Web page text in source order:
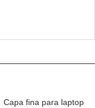
Capa fina para laptop